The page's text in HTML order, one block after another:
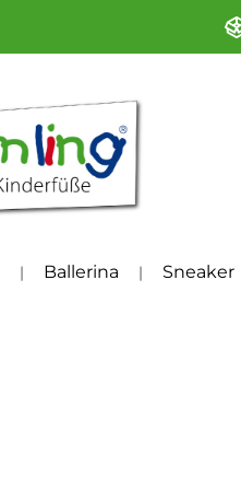
Ballerina Sneaker